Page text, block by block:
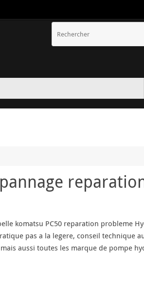
komatsu PC50 reparation probleme
pas a la legere, conseil technique
aussi toutes les marque de pompe